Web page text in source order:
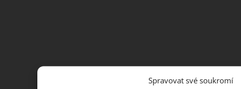
Spravovat své soukromí